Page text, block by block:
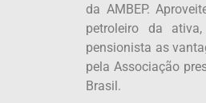
da AMBEP.
petroleiro da
pensionista as
pela Associação
Brasil.